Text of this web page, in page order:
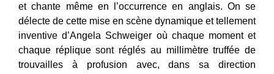
et chante même en l’occurrence en anglais. On se
délecte de cette mise en scène dynamique et tellement
inventive d’Angela Schweiger où chaque moment et
chaque réplique sont réglés au millimètre truffée de
trouvailles à profusion avec, dans sa direction